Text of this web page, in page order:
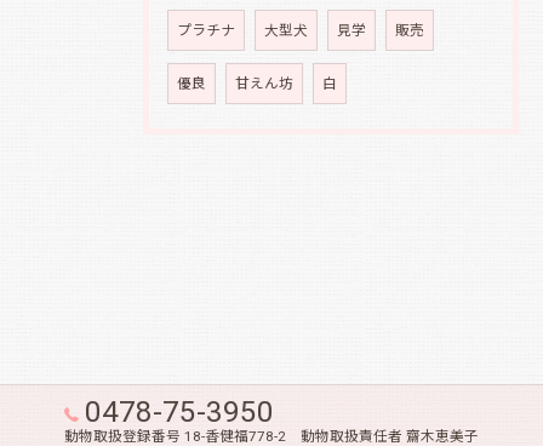
プラチナ 大型犬 見学 販売
優良 甘えん坊 白
0478-75-3950
動物取扱登録番号 18-香健福778-2 動物取扱責任者 齋木恵美子